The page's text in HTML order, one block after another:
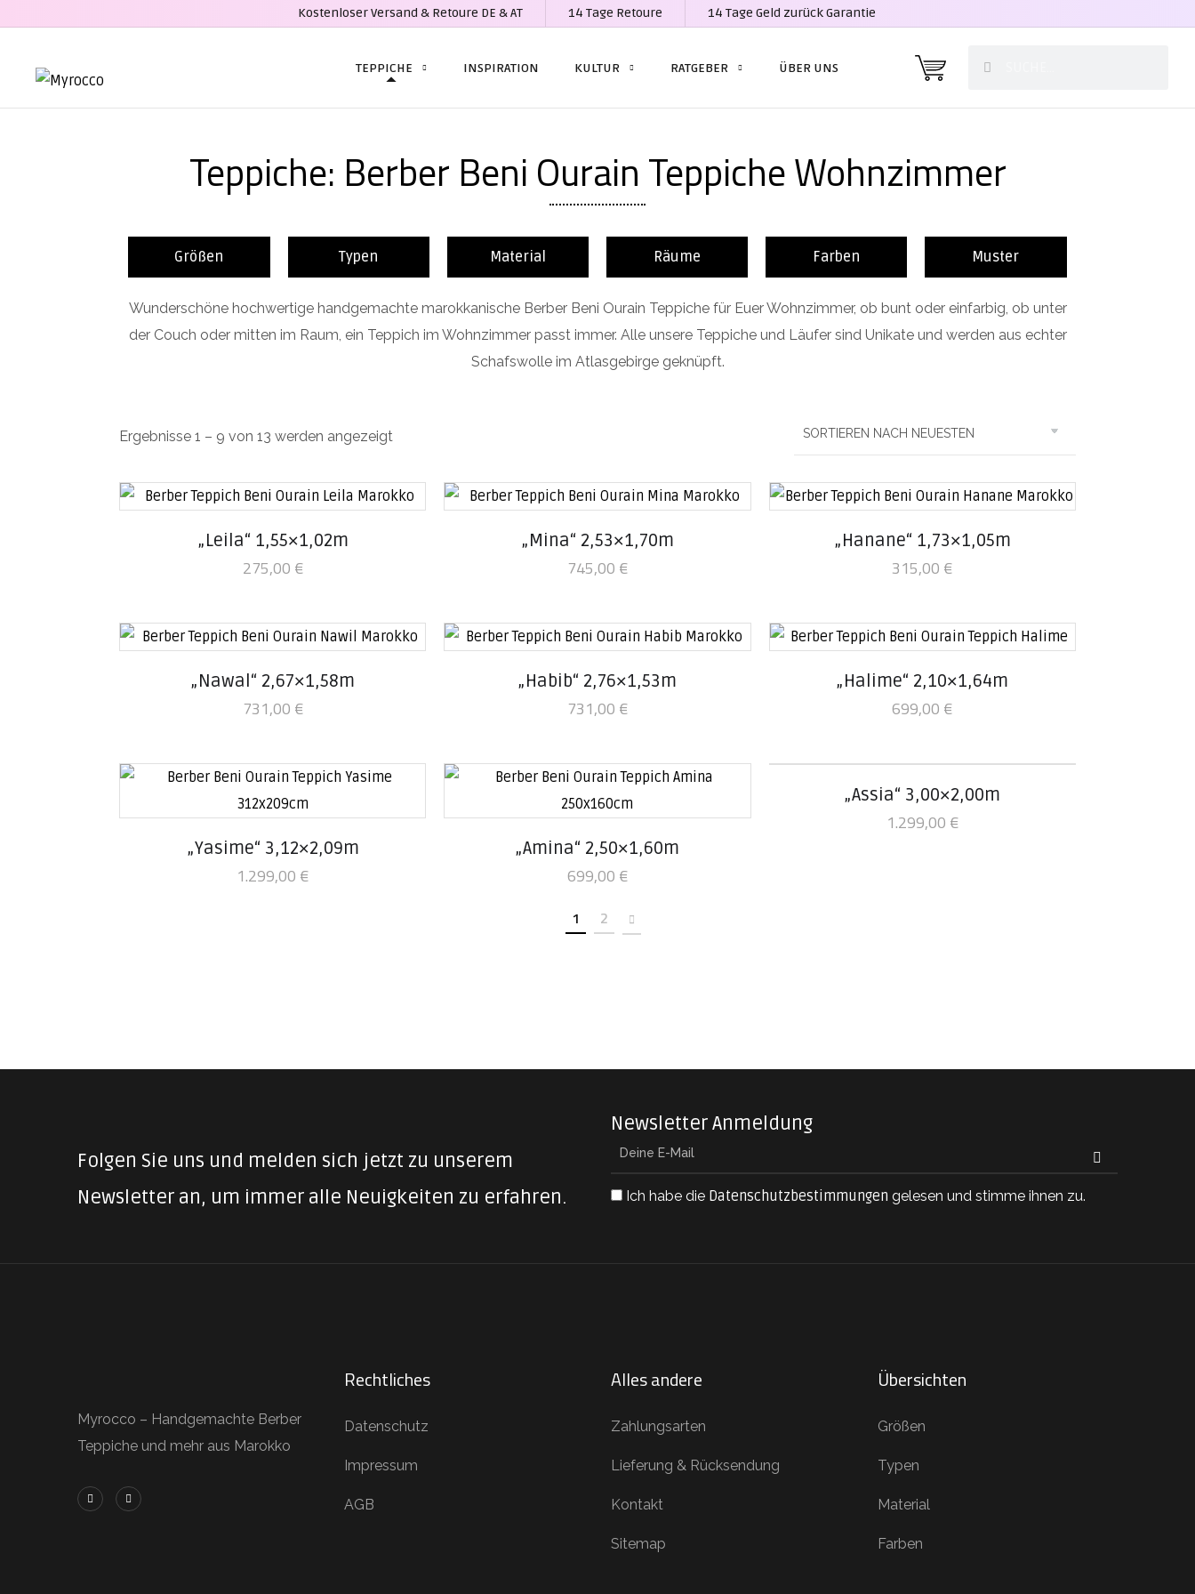
Kostenloser Versand & Retoure DE & AT 14 Tage Retoure 14 Tage Geld zurück Garantie
TEPPICHE INSPIRATION KULTUR RATGEBER ÜBER UNS
Teppiche: Berber Beni Ourain Teppiche Wohnzimmer
Größen Typen Material Räume Farben Muster
Wunderschöne hochwertige handgemachte marokkanische Berber Beni Ourain Teppiche für Euer Wohnzimmer, ob bunt oder einfarbig, ob unter
der Couch oder mitten im Raum, ein Teppich im Wohnzimmer passt immer. Alle unsere Teppiche und Läufer sind Unikate und werden aus echter
Schafswolle im Atlasgebirge geknüpft.
Ergebnisse 1 – 9 von 13 werden angezeigt
„Leila“ 1,55×1,02m
275,00 €
„Mina“ 2,53×1,70m
745,00 €
„Hanane“ 1,73×1,05m
315,00 €
„Nawal“ 2,67×1,58m
731,00 €
„Habib“ 2,76×1,53m
731,00 €
„Halime“ 2,10×1,64m
699,00 €
„Yasime“ 3,12×2,09m
1.299,00 €
„Amina“ 2,50×1,60m
699,00 €
„Assia“ 3,00×2,00m
1.299,00 €
1 2
Folgen Sie uns und melden sich jetzt zu unserem
Newsletter an, um immer alle Neuigkeiten zu erfahren.
Newsletter Anmeldung
Ich habe die Datenschutzbestimmungen gelesen und stimme ihnen zu.
Myrocco – Handgemachte Berber
Teppiche und mehr aus Marokko
Rechtliches
Datenschutz
Impressum
AGB
Alles andere
Zahlungsarten
Lieferung & Rücksendung
Kontakt
Sitemap
Übersichten
Größen
Typen
Material
Farben